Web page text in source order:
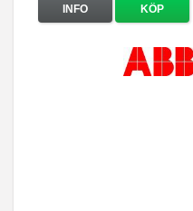
INFO KÖP